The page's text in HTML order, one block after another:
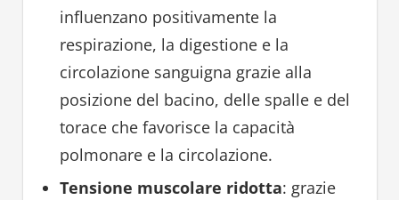
influenzano positivamente la
respirazione, la digestione e la
circolazione sanguigna grazie alla
posizione del bacino, delle spalle e del
torace che favorisce la capacità
polmonare e la circolazione.
Tensione muscolare ridotta: grazie